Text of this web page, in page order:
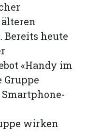
Bereits heute
«Handy im
wirken